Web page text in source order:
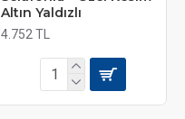
Altın Yaldızlı
4.752 TL